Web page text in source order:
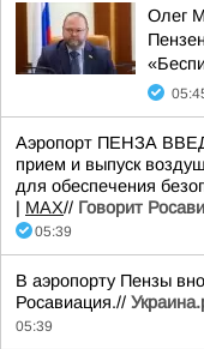
Олег
Аэропорт ПЕНЗА
прием и выпуск
для обеспечения
| MАХ// Говорит
05:39
В аэропорту Пензы
Росавиация.//
05:39